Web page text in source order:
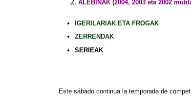
ALEBINAK (2004, 2003 eta 2002
IGERILARIAK ETA FROGAK
ZERRENDAK
SERIEAK
Este sábado continua la temporada de